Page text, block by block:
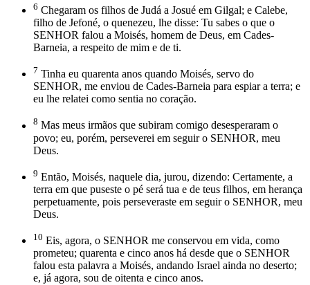
6 Chegaram os filhos de Judá a Josué em Gilgal; e Calebe,
filho de Jefoné, o quenezeu, lhe disse: Tu sabes o que o
SENHOR falou a Moisés, homem de Deus, em Cades-
Barneia, a respeito de mim e de ti.
7 Tinha eu quarenta anos quando Moisés, servo do
SENHOR, me enviou de Cades-Barneia para espiar a terra; e
eu lhe relatei como sentia no coração.
8 Mas meus irmãos que subiram comigo desesperaram o
povo; eu, porém, perseverei em seguir o SENHOR, meu
Deus.
9 Então, Moisés, naquele dia, jurou, dizendo: Certamente, a
terra em que puseste o pé será tua e de teus filhos, em herança
perpetuamente, pois perseveraste em seguir o SENHOR, meu
Deus.
10 Eis, agora, o SENHOR me conservou em vida, como
prometeu; quarenta e cinco anos há desde que o SENHOR
falou esta palavra a Moisés, andando Israel ainda no deserto;
e, já agora, sou de oitenta e cinco anos.